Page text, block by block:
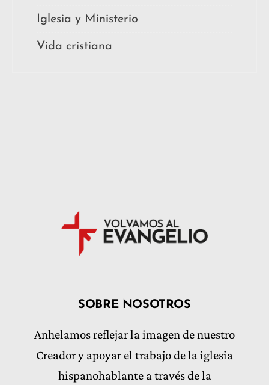
Iglesia y Ministerio
Vida cristiana
SOBRE NOSOTROS
Anhelamos reflejar la imagen de nuestro
Creador y apoyar el trabajo de la iglesia
hispanohablante a través de la